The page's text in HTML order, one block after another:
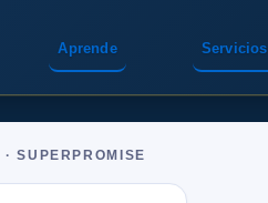
Servicios
Aprende
SUPERPROMISE